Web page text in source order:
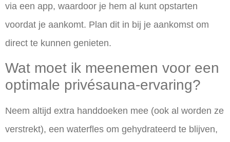
via een app, waardoor je hem al kunt opstarten
voordat je aankomt. Plan dit in bij je aankomst om
direct te kunnen genieten.
Wat moet ik meenemen voor een
optimale privésauna-ervaring?
Neem altijd extra handdoeken mee (ook al worden ze
verstrekt), een waterfles om gehydrateerd te blijven,